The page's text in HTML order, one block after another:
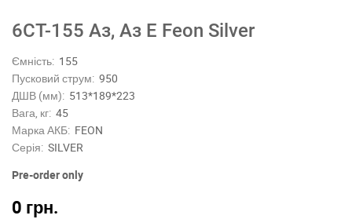
6СТ-155 Аз, Aз E Feon Silver
Ємність: 155
Пусковий струм: 950
ДШВ (мм): 513*189*223
Вага, кг: 45
Марка АКБ: FEON
Серія: SILVER
Pre-order only
0 грн.